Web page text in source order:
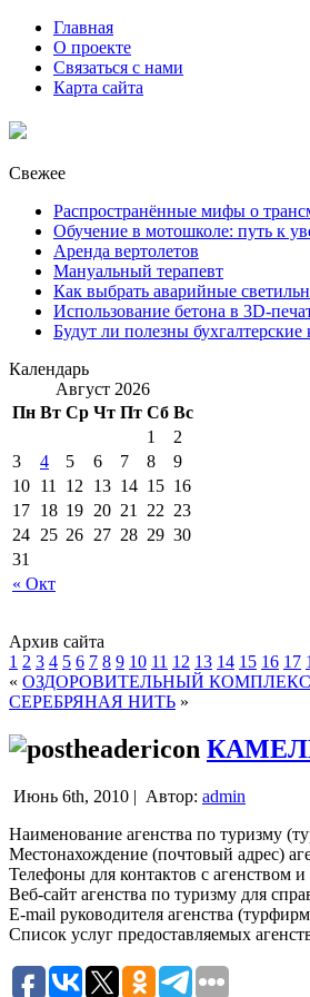
Главная
О проекте
Связаться с нами
Карта сайта
Свежее
Распространённые мифы о
Обучение в мотошколе: путь к
Аренда вертолетов
Мануальный терапевт
Как выбрать аварийные
Использование бетона в 3D-
Будут ли полезны
Календарь
Август 2026
Пн Вт Ср Чт Пт Сб Вс
« Окт
1
2
3
4 5 6 7 8
9
10 11 12 13 14 15 16
17 18 19 20 21 22 23
24 25 26 27 28 29 30
31
Архив сайта
1 2 3 4 5 6 7 8 9 10 11 12 13 14 15 16 17
« ОЗДОРОВИТЕЛЬНЫЙ КОМПЛЕКС
СЕРЕБРЯНАЯ НИТЬ »
Июнь 6th, 2010 | Автор: admin
Наименование агенства по
Местонахождение (почтовый адрес)
Телефоны для контактов с агенством
Веб-сайт агенства по туризму для
E-mail руководителя агенства
Список услуг предоставляемых